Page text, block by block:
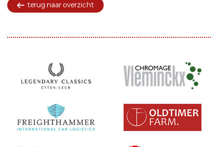
terug naar overzicht